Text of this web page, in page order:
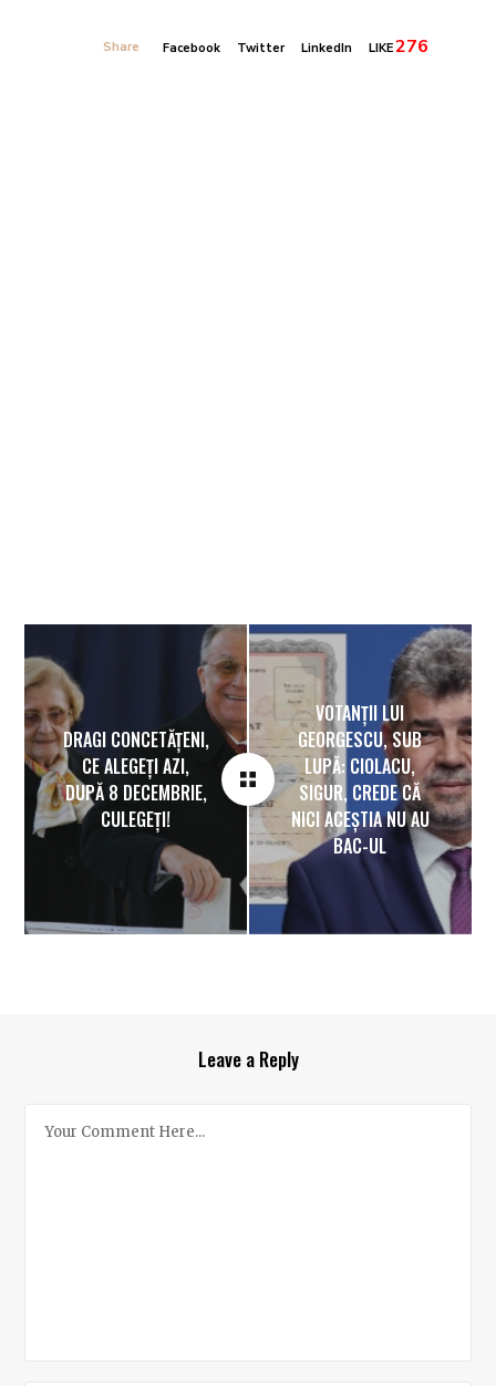
Share Facebook Twitter LinkedIn LIKE276
DRAGI CONCETĂȚENI,
CE ALEGEȚI AZI,
DUPĂ 8 DECEMBRIE,
CULEGEȚI!
VOTANȚII LUI
GEORGESCU, SUB
LUPĂ: CIOLACU,
SIGUR, CREDE CĂ
NICI ACEȘTIA NU AU
BAC-UL
Leave a Reply